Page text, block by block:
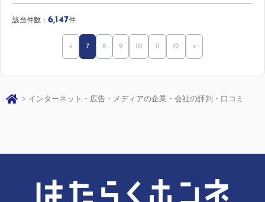
該当件数： 6,147件
< 7 8 9 10 11 12 >
インターネット・広告・メディアの企業・会社の評判・口コミ